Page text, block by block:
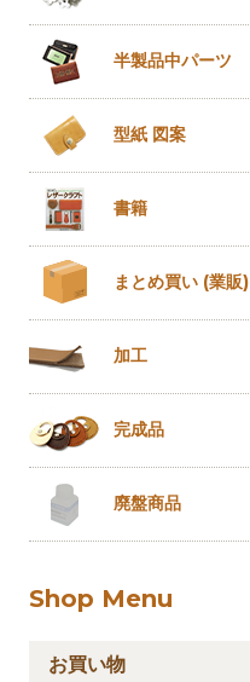
半製品中パーツ
型紙 図案
書籍
まとめ買い (業販)
加工
完成品
廃盤商品
Shop Menu
お買い物